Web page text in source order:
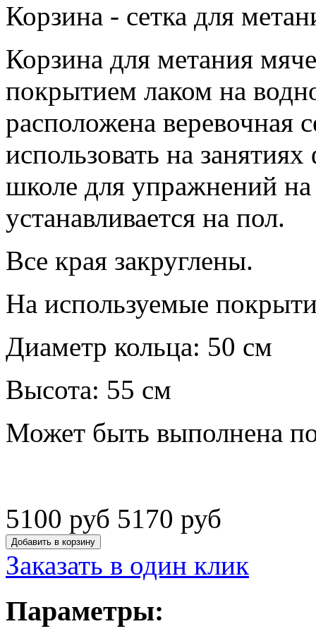
Корзина - сетка для
Корзина для метания
покрытием лаком на
расположена веревочная
использовать на
школе для упражнений
устанавливается на пол.
Все края закруглены.
На используемые
Диаметр кольца: 50 см
Высота: 55 см
Может быть выполнена по
5100 руб 5170 руб
Заказать в один клик
Параметры: